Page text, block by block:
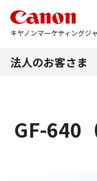
キヤノンマーケティングジ
法人のお客さま
GF-640